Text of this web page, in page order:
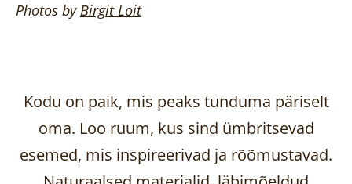
Photos byBirgitLoit
Kodu on paik, mis peaks tunduma päriselt
oma. Loo ruum, kus sind ümbritsevad
esemed, mis inspireerivad ja rõõmustavad.